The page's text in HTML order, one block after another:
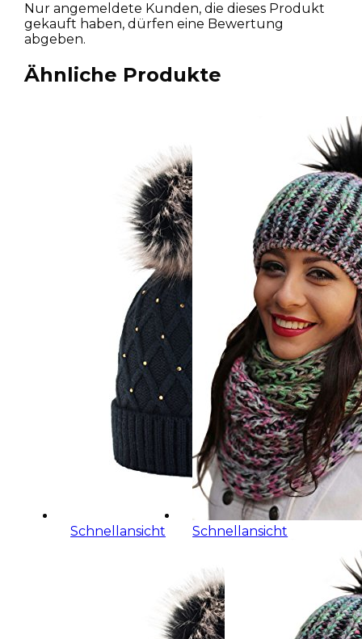
Nur angemeldete Kunden, die dieses Produkt
gekauft haben, dürfen eine Bewertung
abgeben.
Ähnliche Produkte
Schnellansicht Schnellansicht